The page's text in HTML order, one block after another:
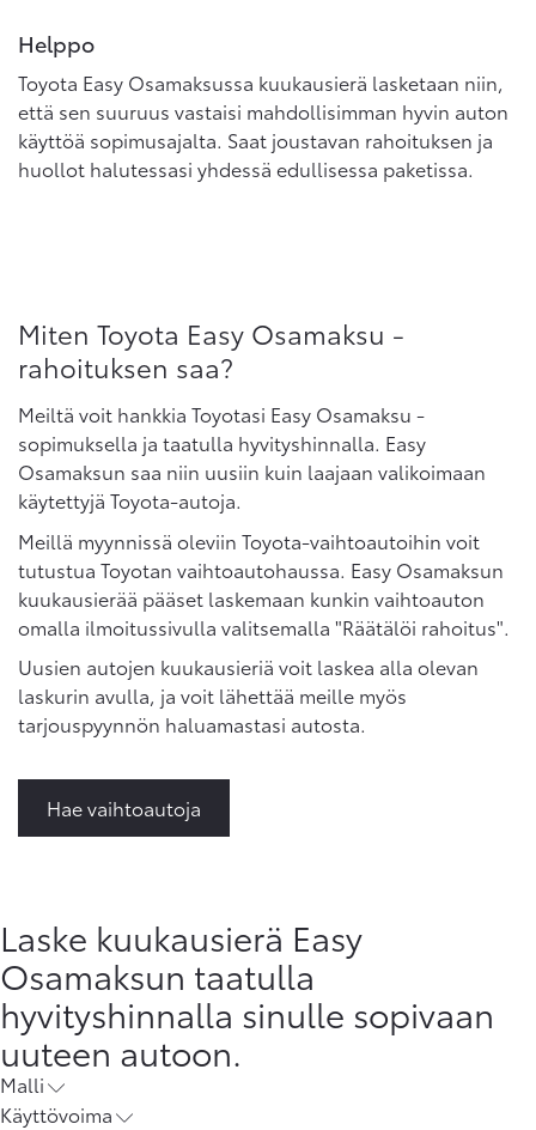
Helppo
Toyota Easy Osamaksussa kuukausierä lasketaan niin,
että sen suuruus vastaisi mahdollisimman hyvin auton
käyttöä sopimusajalta. Saat joustavan rahoituksen ja
huollot halutessasi yhdessä edullisessa paketissa.
Miten Toyota Easy Osamaksu -
rahoituksen saa?
Meiltä voit hankkia Toyotasi Easy Osamaksu -
sopimuksella ja taatulla hyvityshinnalla. Easy
Osamaksun saa niin uusiin kuin laajaan valikoimaan
käytettyjä Toyota-autoja.
Meillä myynnissä oleviin Toyota-vaihtoautoihin voit
tutustua Toyotan vaihtoautohaussa. Easy Osamaksun
kuukausierää pääset laskemaan kunkin vaihtoauton
omalla ilmoitussivulla valitsemalla "Räätälöi rahoitus".
Uusien autojen kuukausieriä voit laskea alla olevan
laskurin avulla, ja voit lähettää meille myös
tarjouspyynnön haluamastasi autosta.
Hae vaihtoautoja
Laske kuukausierä Easy
Osamaksun taatulla
hyvityshinnalla sinulle sopivaan
uuteen autoon.
Malli
Käyttövoima